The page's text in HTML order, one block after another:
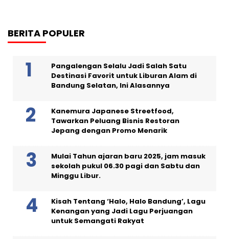
BERITA POPULER
Pangalengan Selalu Jadi Salah Satu
Destinasi Favorit untuk Liburan Alam di
Bandung Selatan, Ini Alasannya
Kanemura Japanese Streetfood,
Tawarkan Peluang Bisnis Restoran
Jepang dengan Promo Menarik
Mulai Tahun ajaran baru 2025, jam masuk
sekolah pukul 06.30 pagi dan Sabtu dan
Minggu Libur.
Kisah Tentang ‘Halo, Halo Bandung’, Lagu
Kenangan yang Jadi Lagu Perjuangan
untuk Semangati Rakyat